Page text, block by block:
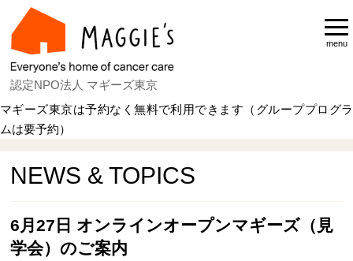
認定NPO法人 マギーズ東京
menu
マギーズ東京は予約なく無料で利用できます（グループプログラ
ムは要予約）
NEWS & TOPICS
6月27日 オンラインオープンマギーズ（見
学会）のご案内